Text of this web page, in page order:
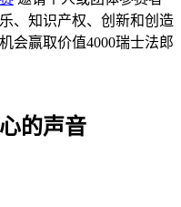
、知识产权、创新和创造
会赢取价值4000瑞士法郎
的声音